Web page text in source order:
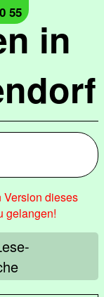
in
55
Version dieses
gelangen!